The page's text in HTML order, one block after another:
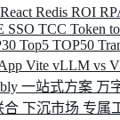
React Redis ROI
SSO TCC Token
Top5 TOP50
Vite vLLM vs
一站式方案 万
合 下沉市场 专属